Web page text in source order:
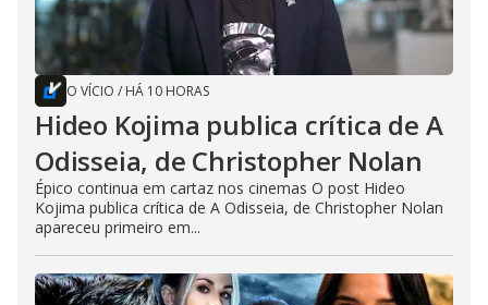
O VÍCIO / HÁ 10 HORAS
Hideo Kojima publica crítica de A
Odisseia, de Christopher Nolan
Épico continua em cartaz nos cinemas O post Hideo
Kojima publica crítica de A Odisseia, de Christopher Nolan
apareceu primeiro em...